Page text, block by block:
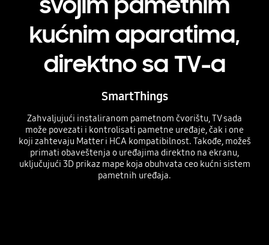
kućnim aparatima,
direktno sa TV-a
SmartThings
Zahvaljujući instaliranom pametnom čvorištu, TV sada
može povezati i kontrolisati pametne uređaje, čak i one
koji zahtevaju Matter i HCA kompatibilnost. Takođe, možeš
primati obaveštenja o uređajima direktno na ekranu,
uključujući 3D prikaz mape koja obuhvata ceo kućni sistem
pametnih uređaja.